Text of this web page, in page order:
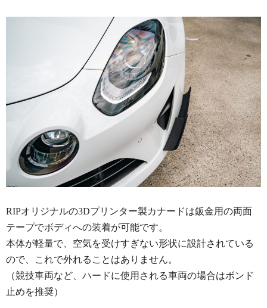
RIPオリジナルの3Dプリンター製カナードは鈑金用の両面
テープでボディへの装着が可能です。
本体が軽量で、空気を受けすぎない形状に設計されている
ので、これで外れることはありません。
（競技車両など、ハードに使用される車両の場合はボンド
止めを推奨）